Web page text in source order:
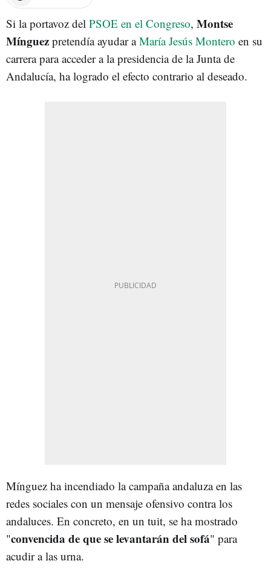
Si la portavoz del PSOE en el Congreso, Montse
Mínguez pretendía ayudar aMaría Jesús Montero en su
carrera para acceder a la presidencia de la Junta de
Andalucía, ha logrado el efecto contrario al deseado.
Mínguez ha incendiado la campaña andaluza en las
redes sociales con un mensaje ofensivo contra los
andaluces. En concreto, en un tuit, se ha mostrado
"convencida de quese levantarán del sofá" para
acudir a las urna.